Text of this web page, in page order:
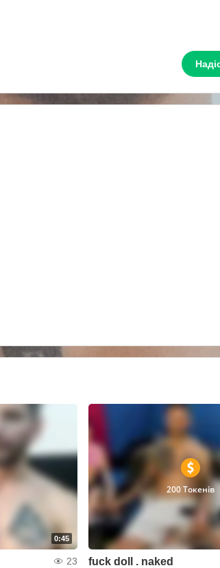
0:45
23
200 Токенів
fuck doll . naked